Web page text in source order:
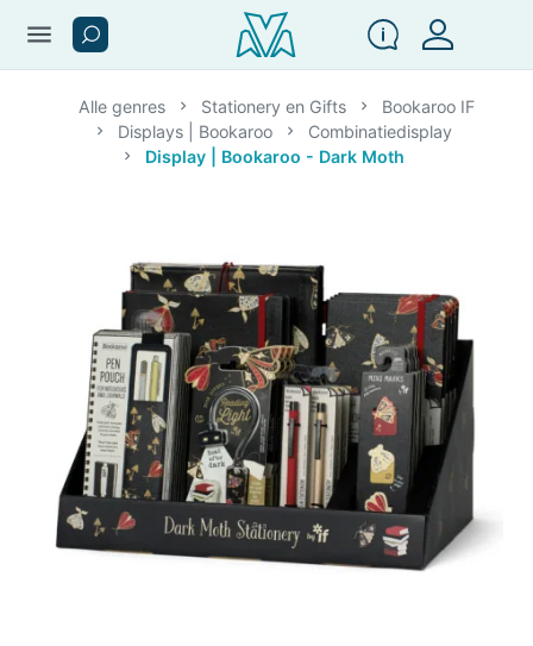
menu
Alle genres Stationery en Gifts
Bookaroo IF
Displays | Bookaroo
Combinatiedisplay
Display | Bookaroo - Dark Moth